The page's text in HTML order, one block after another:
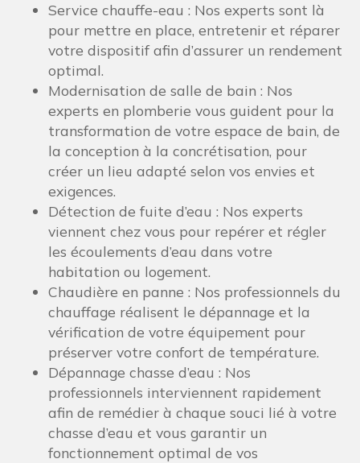
Service chauffe-eau : Nos experts sont là
pour mettre en place, entretenir et réparer
votre dispositif afin d’assurer un rendement
optimal.
Modernisation de salle de bain : Nos
experts en plomberie vous guident pour la
transformation de votre espace de bain, de
la conception à la concrétisation, pour
créer un lieu adapté selon vos envies et
exigences.
Détection de fuite d’eau : Nos experts
viennent chez vous pour repérer et régler
les écoulements d’eau dans votre
habitation ou logement.
Chaudière en panne : Nos professionnels du
chauffage réalisent le dépannage et la
vérification de votre équipement pour
préserver votre confort de température.
Dépannage chasse d’eau : Nos
professionnels interviennent rapidement
afin de remédier à chaque souci lié à votre
chasse d’eau et vous garantir un
fonctionnement optimal de vos